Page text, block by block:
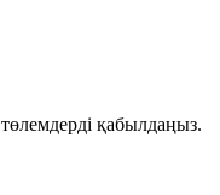
қабылдаңыз.